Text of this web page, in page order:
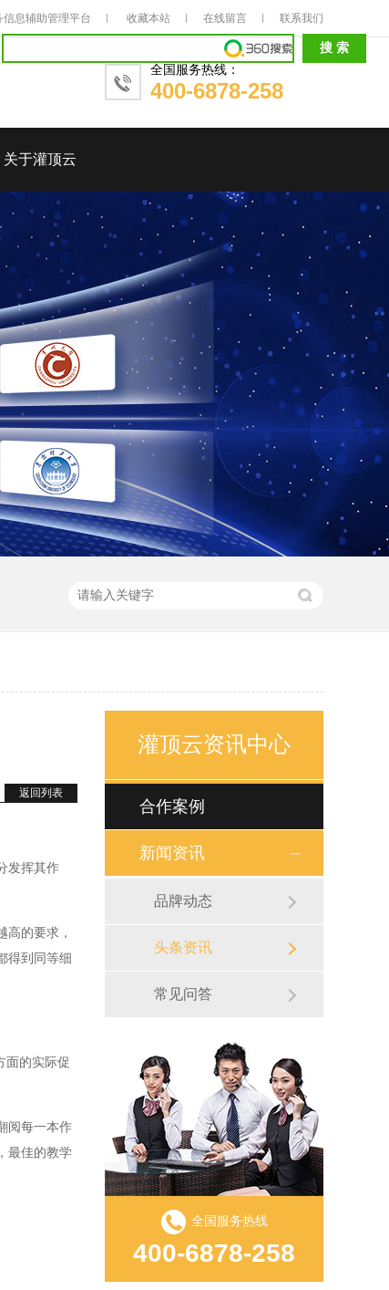
信息辅助管理平台 收藏本站 在线留言 联系我们
全国服务热线：
400-6878-258
关于灌顶云
返回列表
发挥其作
的要求，
得到同等细
的实际促
阅每一本作
最佳的教学
灌顶云资讯中心
合作案例
新闻资讯
品牌动态
头条资讯
常见问答
全国服务热线
400-6878-258